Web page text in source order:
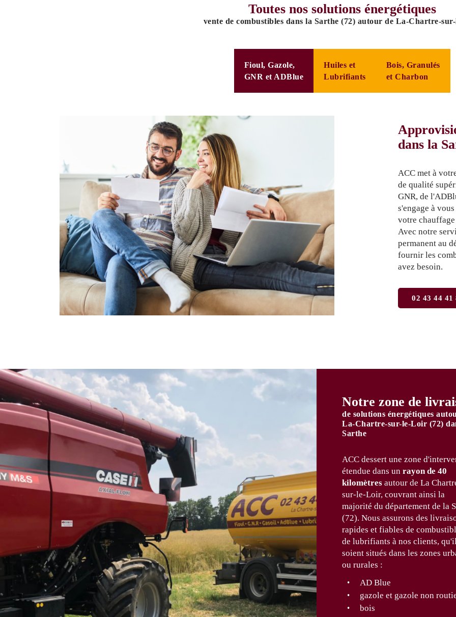
Toutes nos solutions énergétiques
vente de combustibles dans la Sarthe (72) autour de La-Chartre-
Fioul, Gazole,
GNR et ADBlue
Huiles et
Lubrifiants
Bois, Granulés
et Charbon
dans la
ACC met à
de qualité
GNR, de
s'engage à
votre
Avec notre
permanent au
fournir les
avez besoin.
02 43 44 41
Notre zone de
de solutions énergétiques
La-Chartre-sur-le-Loir (72)
Sarthe
ACC dessert une zone
étendue dans un rayon de 40
kilomètres autour de La
sur-le-Loir, couvrant ainsi la
majorité du département de la
(72). Nous assurons des
rapides et fiables de
de lubrifiants à nos clients,
soient situés dans les zones
ou rurales :
AD Blue
gazole et gazole non
bois